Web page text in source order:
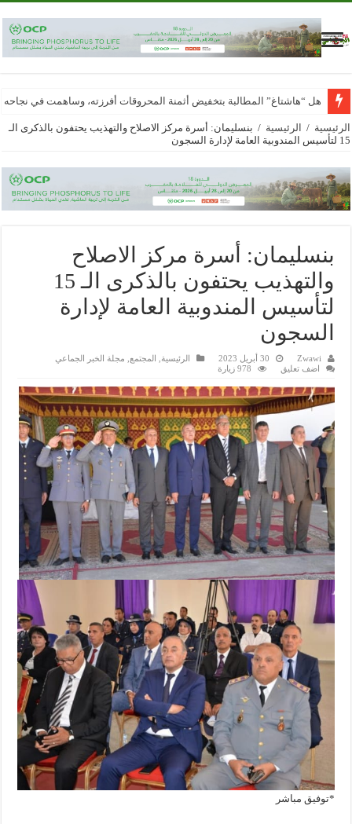
هل “هاشتاغ” المطالبة بتخفيض أثمنة المحروقات أفرزته، وساهمت في
الرئيسية / الرئيسية / بنسليمان: أسرة مركز الاصلاح والتهذيب يحتفون بالذكرى الـ
15 لتأسيس المندوبية العامة لإدارة السجون
بنسليمان: أسرة مركز الاصلاح
والتهذيب يحتفون بالذكرى الـ 15
لتأسيس المندوبية العامة لإدارة
السجون
Zwawi 30 أبريل 2023 الرئيسية المجتمع
مجلة الخبر الجماعي
اضف تعليق
978 زيارة
*توفيق مباشر